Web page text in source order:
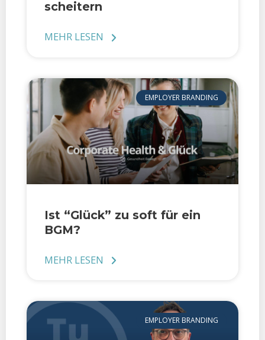
scheitern
MEHR LESEN
EMPLOYER BRANDING
Ist “Glück” zu soft für ein
BGM?
MEHR LESEN
EMPLOYER BRANDING